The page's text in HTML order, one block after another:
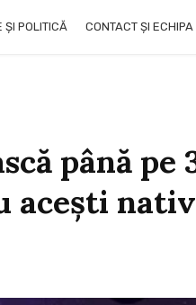
ȘI POLITICĂ CONTACT ȘI ECHIPA
până pe
acești